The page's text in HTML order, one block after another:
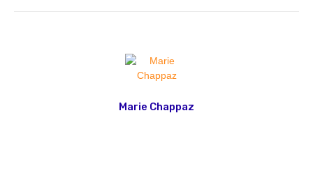
Marie Chappaz